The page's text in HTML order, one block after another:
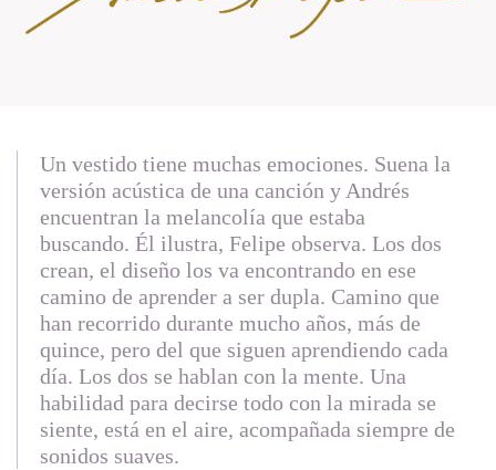
Un vestido tiene muchas emociones. Suena la
versión acústica de una canción y Andrés
encuentran la melancolía que estaba
buscando. Él ilustra, Felipe observa. Los dos
crean, el diseño los va encontrando en ese
camino de aprender a ser dupla. Camino que
han recorrido durante mucho años, más de
quince, pero del que siguen aprendiendo cada
día. Los dos se hablan con la mente. Una
habilidad para decirse todo con la mirada se
siente, está en el aire, acompañada siempre de
sonidos suaves.